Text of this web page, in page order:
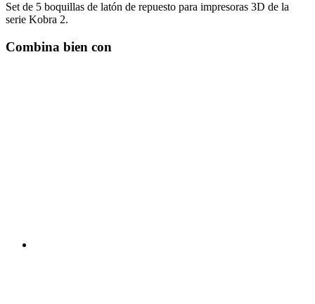
Set de 5 boquillas de latón de repuesto para impresoras 3D de la
serie Kobra 2.
Combina bien con